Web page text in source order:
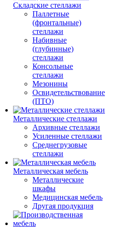
Складские стеллажи
Паллетные
(фронтальные)
стеллажи
Набивные
(глубинные)
стеллажи
Консольные
стеллажи
Мезонины
Освидетельствование
(ПТО)
Металлические стеллажи
Архивные стеллажи
Усиленные стеллажи
Среднегрузовые
стеллажи
Металлическая мебель
Металлические
шкафы
Медицинская мебель
Другая продукция